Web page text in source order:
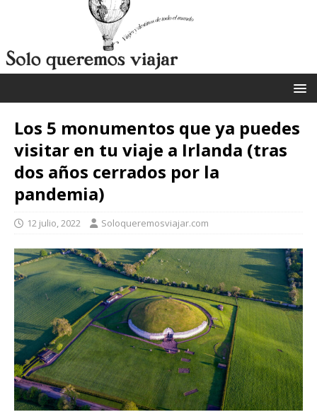
Los 5 monumentos que ya puedes
visitar en tu viaje a Irlanda (tras
dos años cerrados por la
pandemia)
12 julio, 2022 Soloqueremosviajar.com